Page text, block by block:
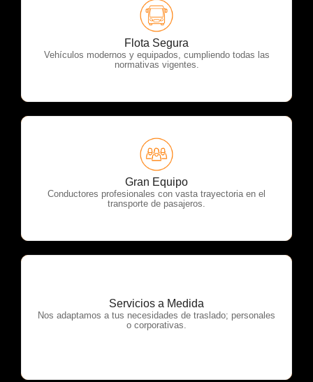
Flota Segura
Vehículos modernos y equipados, cumpliendo todas las
normativas vigentes.
OTP Servicios
Gran Equipo
Conductores profesionales con vasta trayectoria en el
transporte de pasajeros.
OTP Servicios
Servicios a Medida
Nos adaptamos a tus necesidades de traslado; personales
o corporativas.
OTP Servicios